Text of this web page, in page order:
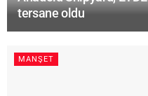
tersane oldu
MANŞET